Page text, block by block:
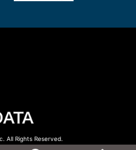
All Rights Reserved.